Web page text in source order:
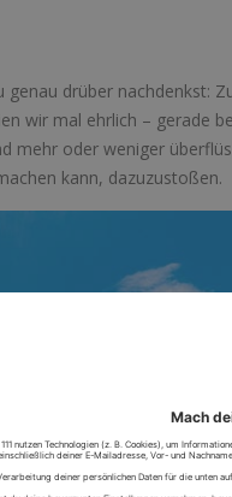
drüber nachdenkst:
wir mal ehrlich – gerade
mehr oder weniger
kann, dazuzustoßen.